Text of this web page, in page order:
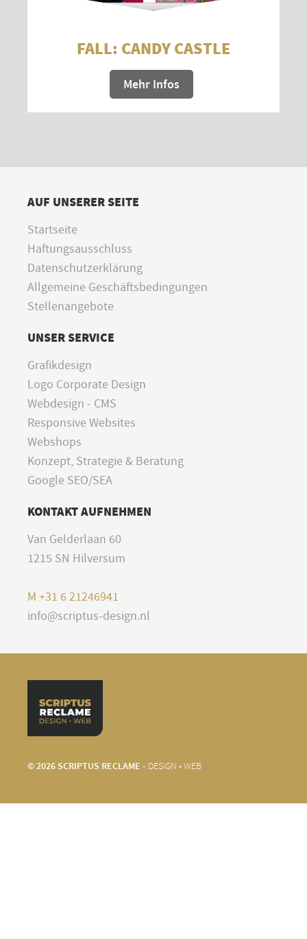
FALL: CANDY CASTLE
Mehr Infos
AUF UNSERER SEITE
Startseite
Haftungsausschluss
Datenschutzerklärung
Allgemeine Geschäftsbedingungen
Stellenangebote
UNSER SERVICE
Grafikdesign
Logo Corporate Design
Webdesign - CMS
Responsive Websites
Webshops
Konzept, Strategie & Beratung
Google SEO/SEA
KONTAKT AUFNEHMEN
Van Gelderlaan 60
1215 SN Hilversum
M +31 6 21246941
info@scriptus-design.nl
© 2026 SCRIPTUS RECLAME - DESIGN • WEB